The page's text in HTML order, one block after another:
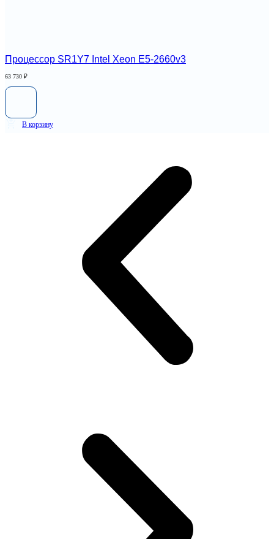
Процессор SR1Y7 Intel Xeon E5-2660v3
63 730 ₽
В корзину